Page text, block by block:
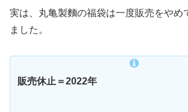
実は、丸亀製麵の福袋は一度販売をやめ
ました。
販売休止＝2022年